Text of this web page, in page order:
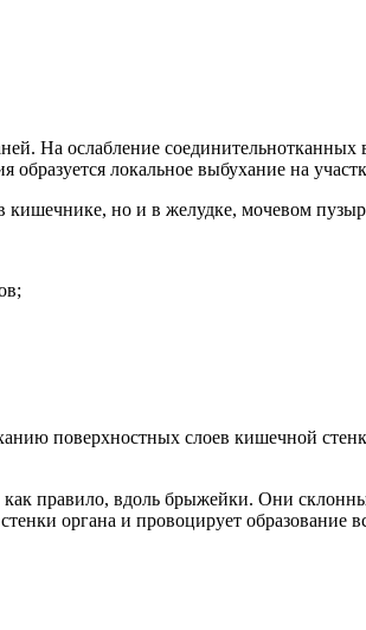
На ослабление
локальное выбухание на
кишечнике, но и в желудке, мочевом
поверхностных слоев кишечной
правило, вдоль брыжейки. Они
органа и провоцирует